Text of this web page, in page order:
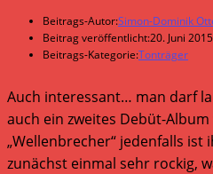
Beitrags-Autor:Simon-Dominik
Beitrag veröffentlicht:20. Juni 2015
Beitrags-Kategorie:Tonträger
Auch interessant… man darf
auch ein zweites Debüt-Album
„Wellenbrecher“ jedenfalls ist
zunächst einmal sehr rockig,